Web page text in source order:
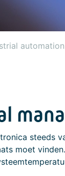
automation
steeds
moet